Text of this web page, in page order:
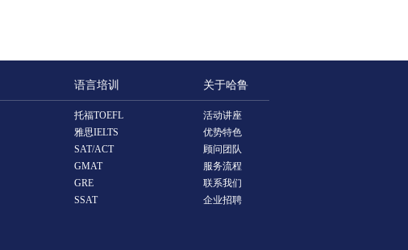
语言培训 关于哈鲁
托福TOEFL
雅思IELTS
SAT/ACT
GMAT
GRE
SSAT
活动讲座
优势特色
顾问团队
服务流程
联系我们
企业招聘